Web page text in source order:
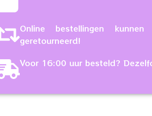
Online bestellingen
geretourneerd!
Voor 16:00 uur besteld?